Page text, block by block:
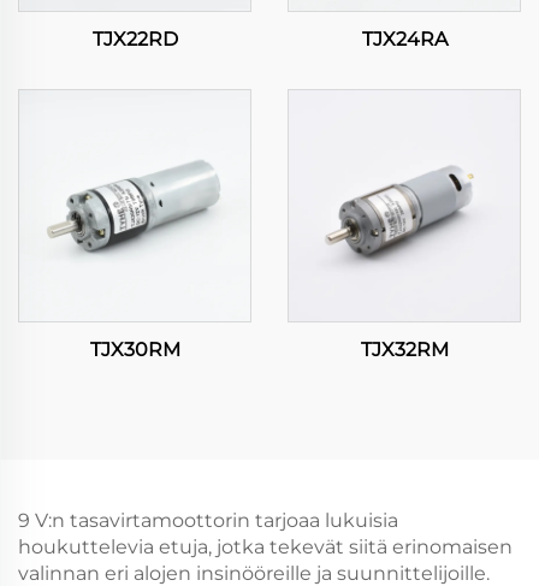
TJX22RD TJX24RA
TJX30RM TJX32RM
9 V:n tasavirtamoottorin tarjoaa lukuisia
houkuttelevia etuja, jotka tekevät siitä erinomaisen
valinnan eri alojen insinööreille ja suunnittelijoille.